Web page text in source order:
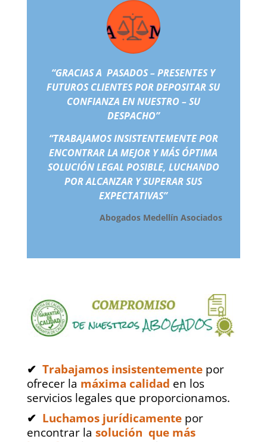
“GRACIAS A PASADOS – PRESENTES Y
FUTUROS CLIENTES POR DEPOSITAR SU
CONFIANZA EN NUESTRO – SU
DESPACHO”
“TRABAJAMOS INSISTENTEMENTE POR
ENCONTRAR LA MEJOR Y MÁS ÓPTIMA
SOLUCIÓN LEGAL POSIBLE, LUCHANDO
POR ALCANZAR Y SUPERAR SUS
EXPECTATIVAS”
Abogados Medellín Asociados
✔ Trabajamos insistentemente por
ofrecer la máxima calidad en los
servicios legales que proporcionamos.
✔ Luchamos jurídicamente por
encontrar la solución que más